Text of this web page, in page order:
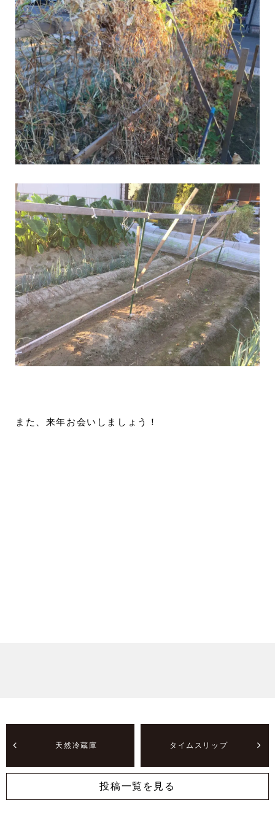
また、来年お会いしましょう！
天然冷蔵庫 タイムスリップ
投稿一覧を見る